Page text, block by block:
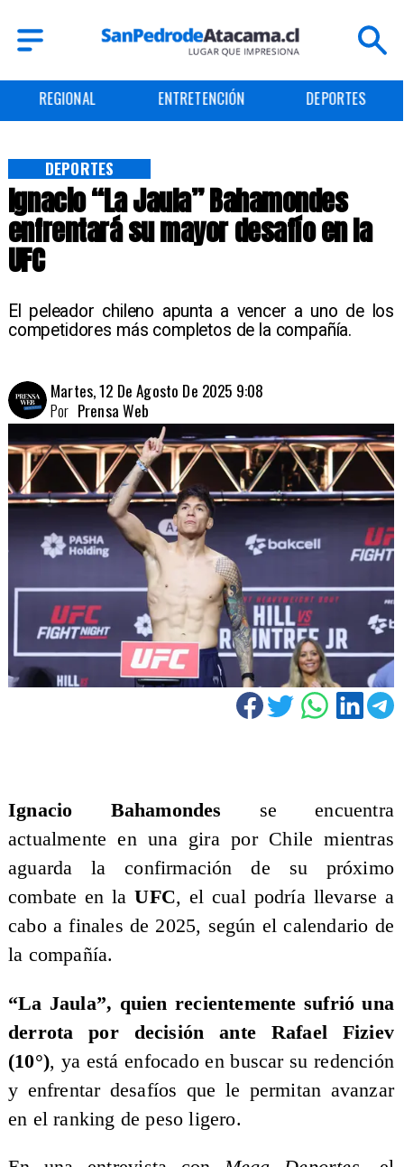
REGIONAL ENTRETENCIÓN DEPORTES
Ignacio “La Jaula” Bahamondes
enfrentará su mayor desafío en la
UFC
El peleador chileno apunta a vencer a uno de los
competidores más completos de la compañía.
DEPORTES
Martes, 12 De Agosto De 2025 9:08
Prensa Web
Por
Ignacio Bahamondes se encuentra
actualmente en una gira por Chile mientras
aguarda la confirmación de su próximo
combate en laUFC, el cual podría llevarse a
cabo a finales de 2025, según el calendario de
la compañía.
“La Jaula”, quien recientemente sufrió una
derrota por decisión ante Rafael Fiziev
(10°), ya está enfocado en buscar su redención
y enfrentar desafíos que le permitan avanzar
en el ranking de peso ligero.